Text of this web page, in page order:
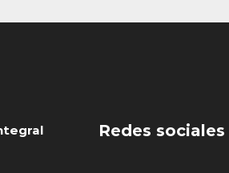
Redes sociales